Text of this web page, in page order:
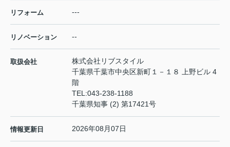
リフォーム ---
リノベーション --
取扱会社
株式会社リブスタイル
千葉県千葉市中央区新町１－１８ 上野ビル 4
階
TEL:043-238-1188
千葉県知事 (2) 第17421号
情報更新日 2026年08月07日